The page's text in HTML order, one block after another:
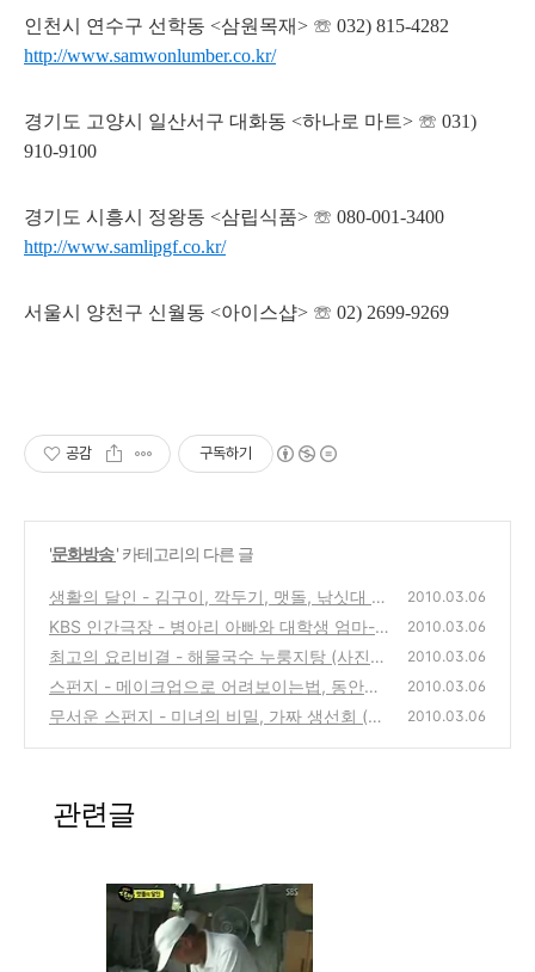
인천시 연수구 선학동 <삼원목재> ☏ 032) 815-4282
http://www.samwonlumber.co.kr/
경기도 고양시 일산서구 대화동 <하나로 마트> ☏ 031)
910-9100
경기도 시흥시 정왕동 <삼립식품> ☏ 080-001-3400
http://www.samlipgf.co.kr/
서울시 양천구 신월동 <아이스샵> ☏ 02) 2699-9269
공감 구독하기
'문화방송' 카테고리의 다른 글
생활의 달인 - 김구이, 깍두기, 맷돌, 낚싯대 달
인
(0)
2010.03.06
KBS 인간극장 - 병아리 아빠와 대학생 엄마-
이희홍,김보민부부의 이야기
(0)
2010.03.06
최고의 요리비결 - 해물국수 누룽지탕 (사진보
기)
(0)
2010.03.06
스펀지 - 메이크업으로 어려보이는법, 동안의
조건 (사진보기)
(0)
2010.03.06
무서운 스펀지 - 미녀의 비밀, 가짜 생선회 (사
2010.03.06
관련글